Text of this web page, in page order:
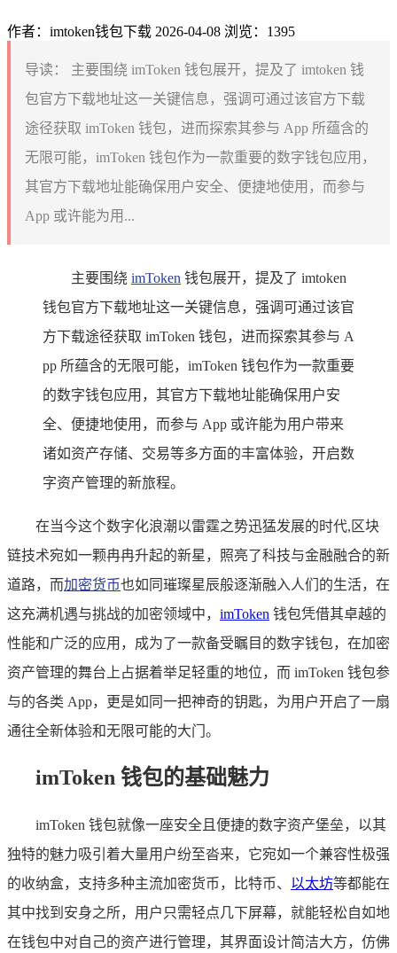
作者：imtoken钱包下载 2026-04-08 浏览：1395
导读：
主要围绕 imToken 钱包展开，提及了 imtoken 钱
包官方下载地址这一关键信息，强调可通过该官方下载
途径获取 imToken 钱包，进而探索其参与 App 所蕴含的
无限可能，imToken 钱包作为一款重要的数字钱包应用，
其官方下载地址能确保用户安全、便捷地使用，而参与
App 或许能为用...
主要围绕 imToken 钱包展开，提及了 imtoken
钱包官方下载地址这一关键信息，强调可通过该官
方下载途径获取 imToken 钱包，进而探索其参与 A
pp 所蕴含的无限可能，imToken 钱包作为一款重要
的数字钱包应用，其官方下载地址能确保用户安
全、便捷地使用，而参与 App 或许能为用户带来
诸如资产存储、交易等多方面的丰富体验，开启数
字资产管理的新旅程。
在当今这个数字化浪潮以雷霆之势迅猛发展的时代,区块
链技术宛如一颗冉冉升起的新星，照亮了科技与金融融合的新
道路，而加密货币也如同璀璨星辰般逐渐融入人们的生活，在
这充满机遇与挑战的加密领域中， imToken 钱包凭借其卓越的
性能和广泛的应用，成为了一款备受瞩目的数字钱包，在加密
资产管理的舞台上占据着举足轻重的地位，而 imToken 钱包参
与的各类 App，更是如同一把神奇的钥匙，为用户开启了一扇
通往全新体验和无限可能的大门。
imToken 钱包的基础魅力
imToken 钱包就像一座安全且便捷的数字资产堡垒，以其
独特的魅力吸引着大量用户纷至沓来，它宛如一个兼容性极强
的收纳盒，支持多种主流加密货币，比特币、 以太坊等都能在
其中找到安身之所，用户只需轻点几下屏幕，就能轻松自如地
在钱包中对自己的资产进行管理，其界面设计简洁大方，仿佛